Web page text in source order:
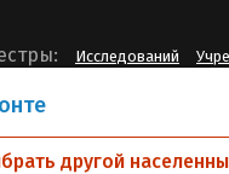
другой
Исследований
SAN-0766